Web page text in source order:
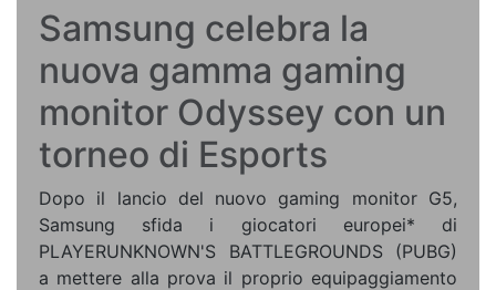
Samsung celebra la
nuova gamma gaming
monitor Odyssey con un
torneo di Esports
Dopo il lancio del nuovo gaming monitor G5,
Samsung sfida i giocatori europei* di
PLAYERUNKNOWN'S BATTLEGROUNDS (PUBG)
a mettere alla prova il proprio equipaggiamento